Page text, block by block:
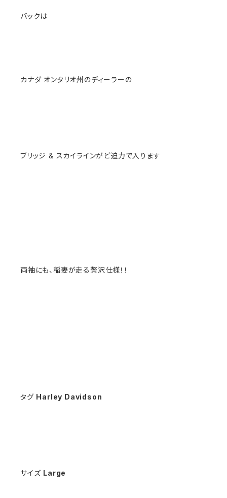
バックは
カナダ オンタリオ州のディーラーの
ブリッジ & スカイラインがど迫力で入ります
両袖にも、稲妻が走る贅沢仕様！！
タグ Harley Davidson
サイズ Large